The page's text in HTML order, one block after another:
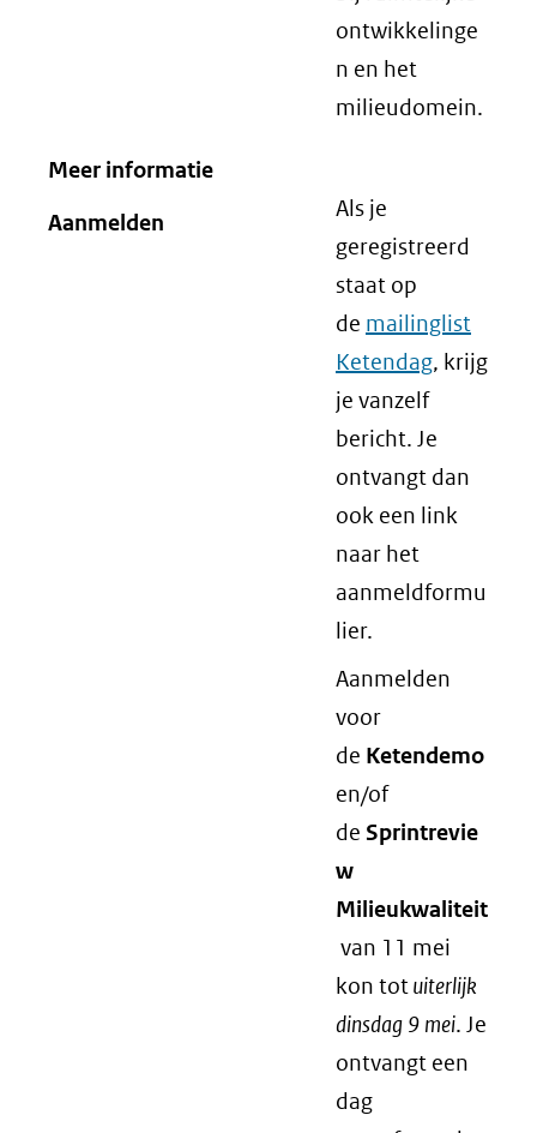
ontwikkelinge
n en het
milieudomein.
Meer informatie
Aanmelden
Als je
geregistreerd
staat op
de mailinglist
Ketendag, krijg
je vanzelf
bericht. Je
ontvangt dan
ook een link
naar het
aanmeldformu
lier.
Aanmelden
voor
de Ketendemo
en/of
de Sprintrevie
w
Milieukwaliteit
van 11 mei
kon totuiterlijk
dinsdag 9 mei. Je
ontvangt een
dag